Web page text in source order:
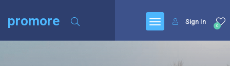
promore 0
Sign In